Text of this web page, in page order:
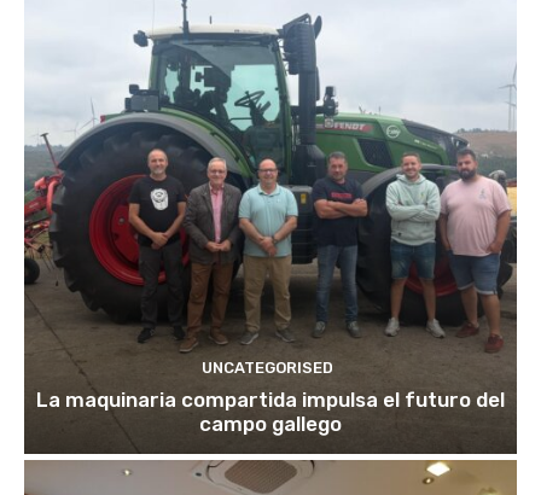
UNCATEGORISED
La maquinaria compartida impulsa el futuro del
campo gallego